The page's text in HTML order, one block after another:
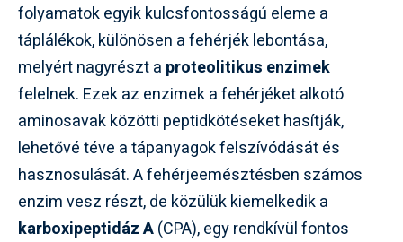
folyamatok egyik kulcsfontosságú eleme a
táplálékok, különösen a fehérjék lebontása,
melyért nagyrészt a proteolitikus enzimek
felelnek. Ezek az enzimek a fehérjéket alkotó
aminosavak közötti peptidkötéseket hasítják,
lehetővé téve a tápanyagok felszívódását és
hasznosulását. A fehérjeemésztésben számos
enzim vesz részt, de közülük kiemelkedik a
karboxipeptidáz A(CPA), egy rendkívül fontos